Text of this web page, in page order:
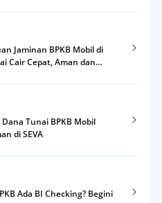
Jaminan BPKB Mobil di
Cair Cepat, Aman dan
Tunai BPKB Mobil
di SEVA
Ada BI Checking? Begini